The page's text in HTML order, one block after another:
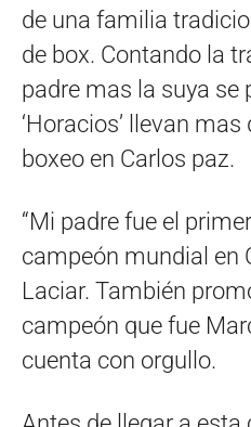
de una familia
de box. Contando la
padre mas la suya se
‘Horacios’ llevan
boxeo en Carlos paz.
“Mi padre fue el
campeón mundial en
Laciar. También
campeón que fue
cuenta con orgullo.